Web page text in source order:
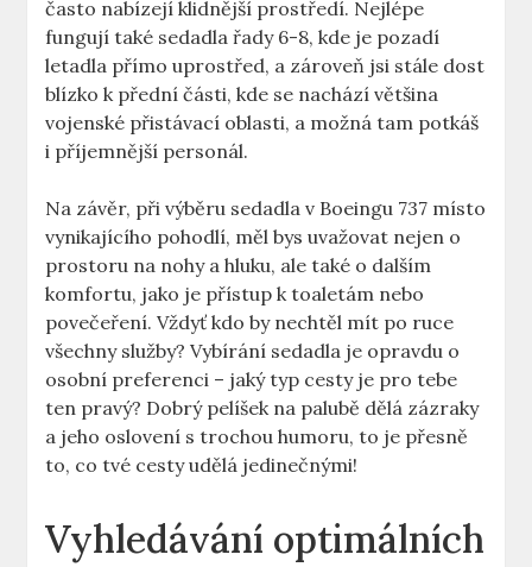
často nabízejí ​klidnější prostředí. Nejlépe
fungují také sedadla⁣ řady 6-8, kde je ⁢pozadí
letadla přímo uprostřed, a zároveň jsi stále dost
blízko k přední části, kde se⁣ nachází ‌většina
vojenské přistávací oblasti,⁣ a možná tam⁤ potkáš ​
i příjemnější personál.
Na⁤ závěr, při výběru sedadla v Boeingu​ 737 místo
vynikajícího pohodlí, měl bys ⁢uvažovat nejen o
prostoru na nohy a hluku, ale také o ​dalším
‌komfortu, ⁤jako je přístup k toaletám​ nebo
povečeření. Vždyť​ kdo by nechtěl mít po ruce
všechny služby? Vybírání‍ sedadla je opravdu o
osobní preferenci – jaký typ cesty je pro tebe
ten pravý? Dobrý pelíšek na palubě dělá zázraky
a jeho oslovení ⁢s⁤ trochou humoru, to⁢ je ​přesně
to, co tvé cesty udělá jedinečnými!
Vyhledávání optimálních